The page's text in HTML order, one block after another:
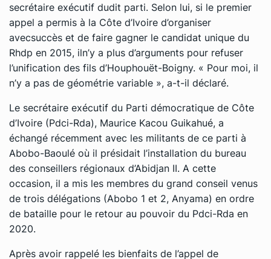
secrétaire exécutif dudit parti. Selon lui, si le premier
appel a permis à la Côte d’Ivoire d’organiser
avecsuccès et de faire gagner le candidat unique du
Rhdp en 2015, iln’y a plus d’arguments pour refuser
l’unification des fils d’Houphouët-Boigny. « Pour moi, il
n’y a pas de géométrie variable », a-t-il déclaré.
Le secrétaire exécutif du Parti démocratique de Côte
d’Ivoire (Pdci-Rda), Maurice Kacou Guikahué, a
échangé récemment avec les militants de ce parti à
Abobo-Baoulé où il présidait l’installation du bureau
des conseillers régionaux d’Abidjan II. A cette
occasion, il a mis les membres du grand conseil venus
de trois délégations (Abobo 1 et 2, Anyama) en ordre
de bataille pour le retour au pouvoir du Pdci-Rda en
2020.
Après avoir rappelé les bienfaits de l’appel de